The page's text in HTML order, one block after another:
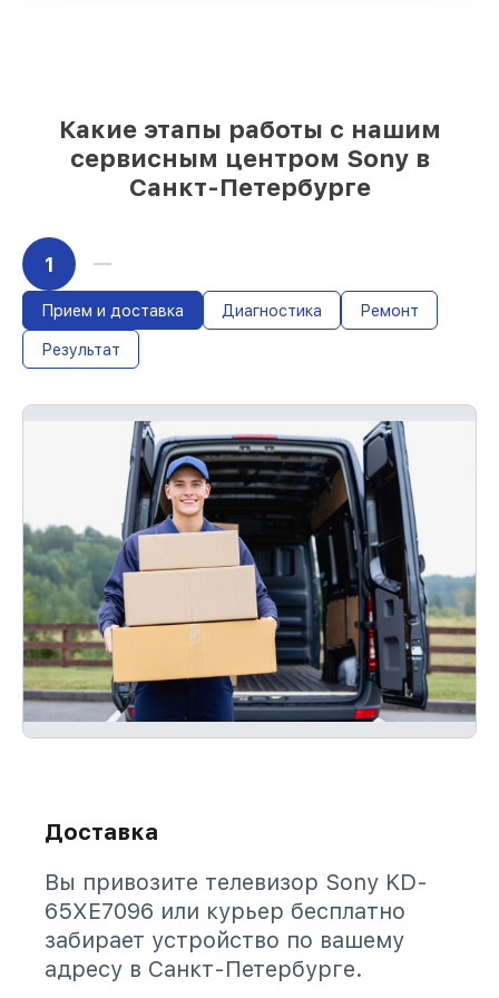
Какие этапы работы с нашим
сервисным центром Sony в
Санкт-Петербурге
1
Прием и доставка Диагностика Ремонт
Результат
Доставка
Вы привозите телевизор Sony KD-
65XE7096 или курьер бесплатно
забирает устройство по вашему
адресу в Санкт-Петербурге.